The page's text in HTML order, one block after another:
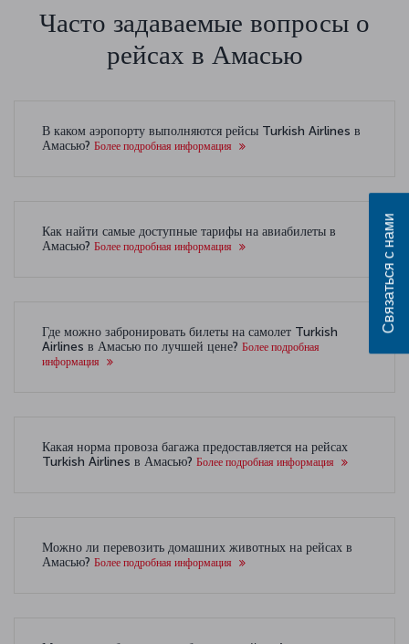
Часто задаваемые вопросы о
рейсах в Амасью
В каком аэропорту выполняются рейсы Turkish Airlines в
Амасью? Более подробная информация
Как найти самые доступные тарифы на авиабилеты в
Амасью? Более подробная информация
Где можно забронировать билеты на самолет Turkish
Airlines в Амасью по лучшей цене? Более подробная
информация
Какая норма провоза багажа предоставляется на рейсах
Turkish Airlines в Амасью? Более подробная информация
Можно ли перевозить домашних животных на рейсах в
Амасью? Более подробная информация
Связаться с нами